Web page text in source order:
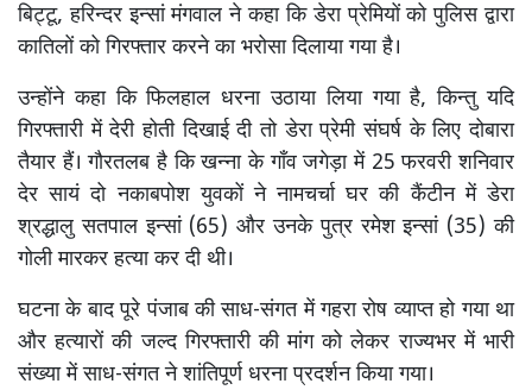
बिट्टू, हरिन्दर इन्सां मंगवाल ने कहा कि डेरा प्रेमियों को पुलिस द्वारा
कातिलों को गिरफ्तार करने का भरोसा दिलाया गया है।
उन्होंने कहा कि फिलहाल धरना उठाया लिया गया है, किन्तु यदि
गिरफ्तारी में देरी होती दिखाई दी तो डेरा प्रेमी संघर्ष के लिए दोबारा
तैयार हैं। गौरतलब है कि खन्ना के गाँव जगेड़ा में 25 फरवरी शनिवार
देर सायं दो नकाबपोश युवकों ने नामचर्चा घर की कैंटीन में डेरा
श्रद्धालु सतपाल इन्सां (65) और उनके पुत्र रमेश इन्सां (35) की
गोली मारकर हत्या कर दी थी।
घटना के बाद पूरे पंजाब की साध-संगत में गहरा रोष व्याप्त हो गया था
और हत्यारों की जल्द गिरफ्तारी की मांग को लेकर राज्यभर में भारी
संख्या में साध-संगत ने शांतिपूर्ण धरना प्रदर्शन किया गया।